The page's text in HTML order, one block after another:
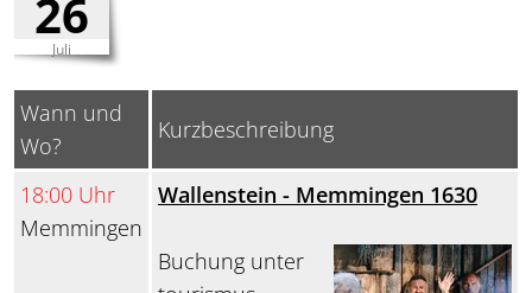
26
Juli
Wann und
Wo?
Kurzbeschreibung
18:00 Uhr
Memmingen
Wallenstein - Memmingen 1630
Buchung unter